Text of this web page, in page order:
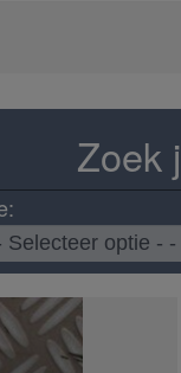
Zoek